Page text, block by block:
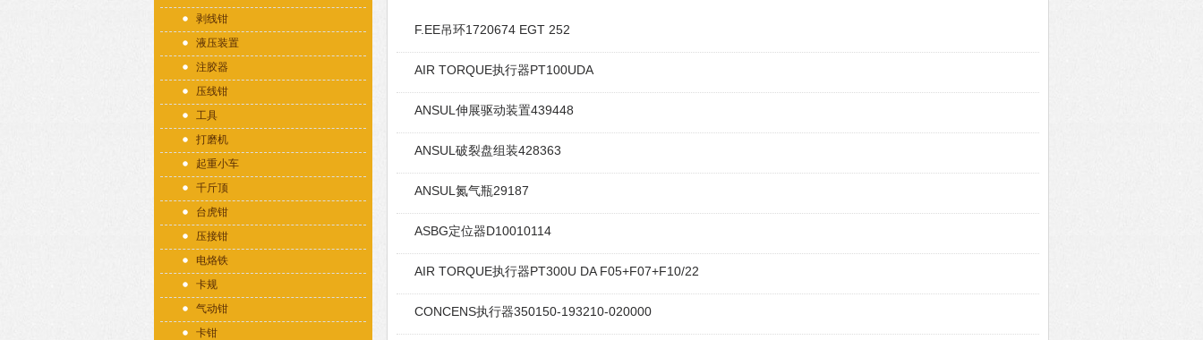
剥线钳
液压装置
注胶器
压线钳
工具
打磨机
起重小车
千斤顶
台虎钳
压接钳
电烙铁
卡规
气动钳
卡钳
F.EE吊环1720674 EGT 252
AIR TORQUE执行器PT100UDA
ANSUL伸展驱动装置439448
ANSUL破裂盘组装428363
ANSUL氮气瓶29187
ASBG定位器D10010114
AIR TORQUE执行器PT300U DA F05+F07+F10/22
CONCENS执行器350150-193210-020000